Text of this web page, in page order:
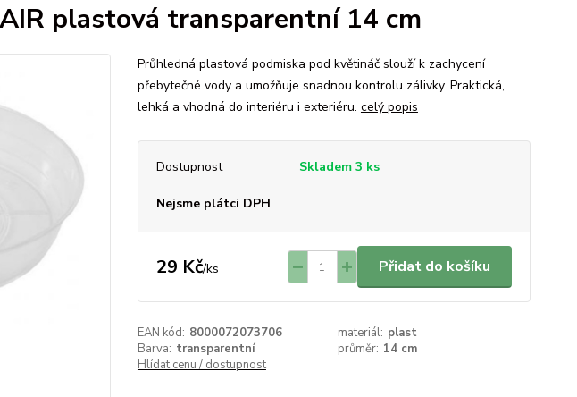
plastová transparentní 14 cm
Průhledná plastová podmiska pod květináč slouží k zachycení
přebytečné vody a umožňuje snadnou kontrolu zálivky. Praktická,
lehká a vhodná do interiéru i exteriéru. celý popis
Dostupnost Skladem 3 ks
Nejsme plátci DPH
29 Kč/ks Přidat do košíku
EAN kód: 8000072073706 materiál: plast
Barva: transparentní průměr: 14 cm
Hlídat cenu / dostupnost